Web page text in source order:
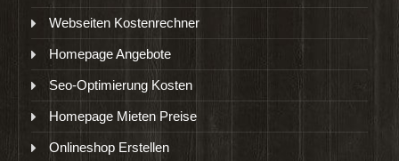
Webseiten Kostenrechner
Homepage Angebote
Seo-Optimierung Kosten
Homepage Mieten Preise
Onlineshop Erstellen